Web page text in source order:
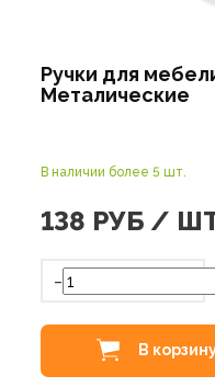
Ручки для
Металические
В наличии более 5 шт.
138 РУБ /
-
В